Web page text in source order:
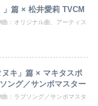
篇 × 松井愛莉 TVCM
：オリジナル曲、アーティス
キ」篇 × マキタスポ
ング／サンボマスター
：ラブソング／サンボマスタ